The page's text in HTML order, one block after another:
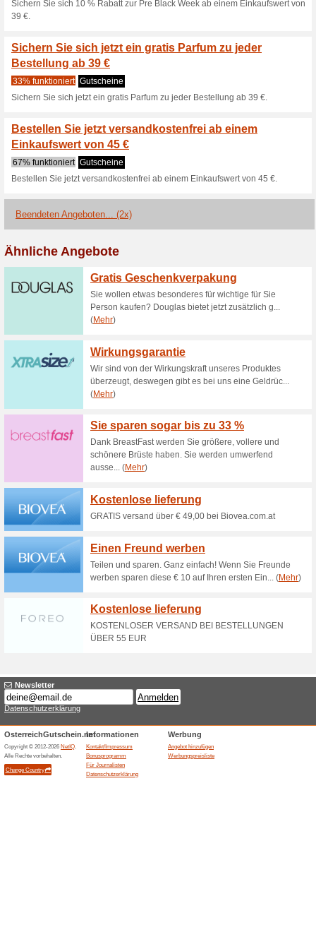
Aktuelle Angebote
Walzvital
reduzierte Pfle
100% funktioniert
Walzvital Schnäppchen: bis
Haushaltshelfer.
Sichern Sie sich 20
einem Einkaufswe.
0% funktioniert Gutscheine
Sichern Sie sich 20 %
55 €.
Sichern Sie sich
jeder .
20% funktioniert Gutscheine
Sichern Sie sich jetzt gratis
39 €.